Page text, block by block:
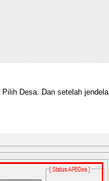
Desa. Dan setelah jendela